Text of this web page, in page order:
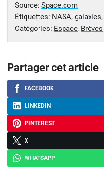
Source: Space.com
Étiquettes: NASA, galaxies,
Catégories: Espace, Brèves
Partager cet article
FACEBOOK
LINKEDIN
PINTEREST
X
WHATSAPP